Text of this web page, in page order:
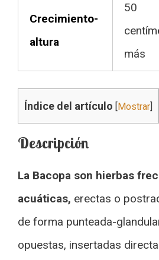
Crecimiento-
altura
50
más
Índice del artículo [Mostrar]
Descripción
La Bacopa son hierbas
acuáticas, erectas o
de forma punteada-
opuestas, insertadas